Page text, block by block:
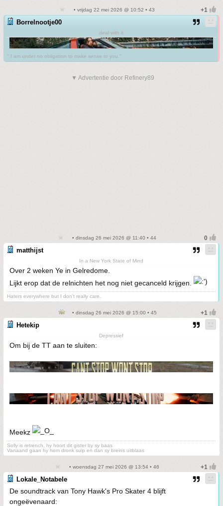
• vrijdag 22 mei 2026 @ 10:52 • 43
Borrelnootje00
deal with it
'' I am under no obligation to make sense to you.''
▼ Advertentie door Refinery89
• dinsdag 26 mei 2026 @ 11:40 • 44
matthijst
In a New York State of Mind
Over 2 weken Ye in Gelredome.
Lijkt erop dat de relnichten het nog niet gecanceld krijgen.
Haters everywhere but I don't really care.
• dinsdag 26 mei 2026 @ 15:00 • 45
Hetekip
Depressief
Om bij de TT aan te sluiten:
Meekz
Solly is retrench, hy hoort dit gister by sy baas
Vanaand gaan hy hom dronk suip en dan sy breins uitblaas
• woensdag 27 mei 2026 @ 13:54 • 46
Lokale_Notabele
De soundtrack van Tony Hawk's Pro Skater 4 blijft
ongeëvenaard: